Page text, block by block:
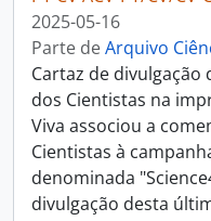
2025-05-16
Parte deArquivo
Cartaz de divulgação
dos Cientistas na
Viva associou a
Cientistas à
denominada
divulgação desta